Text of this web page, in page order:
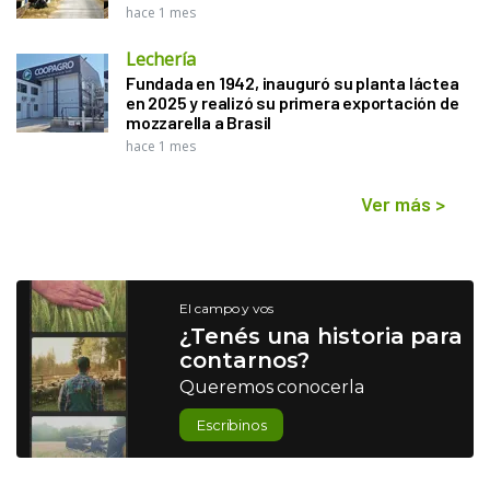
hace 1 mes
Lechería
Fundada en 1942, inauguró su planta láctea
en 2025 y realizó su primera exportación de
mozzarella a Brasil
hace 1 mes
Ver más >
El campo y vos
¿Tenés una historia para
contarnos?
Queremos conocerla
Escribinos